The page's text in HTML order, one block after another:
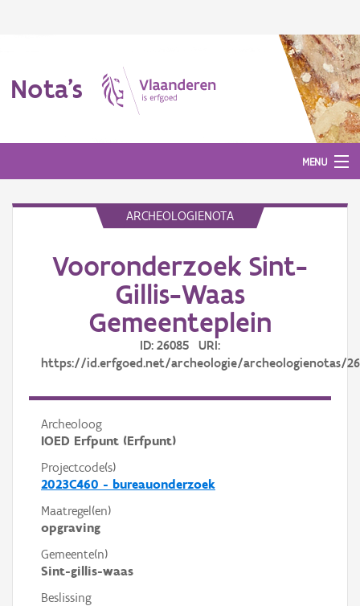
Nota's
MENU
Aanmelden
ARCHEOLOGIENOTA
Vooronderzoek Sint-
Gillis-Waas
Gemeenteplein
ID: 26085 URI:
https://id.erfgoed.net/archeologie/archeologienotas/
Archeoloog
IOED Erfpunt (Erfpunt)
Projectcode(s)
2023C460 - bureauonderzoek
Maatregel(en)
opgraving
Gemeente(n)
Sint-gillis-waas
Beslissing